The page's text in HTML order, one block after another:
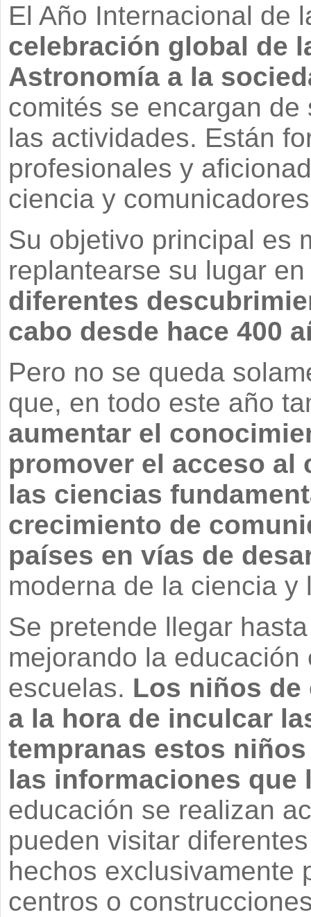
El Año Internacional de
celebración global de
Astronomía a la
comités se encargan
las actividades. Están
profesionales y
ciencia y
Su objetivo principal es
replantearse su lugar
diferentes
cabo desde hace 400
Pero no se queda
que, en todo este año
aumentar el
promover el acceso
las ciencias
crecimiento de
países en vías de
moderna de la ciencia y
Se pretende llegar
mejorando la
escuelas. Los niños de
a la hora de inculcar
tempranas estos
las informaciones que
educación se realizan
pueden visitar
hechos exclusivamente
centros o